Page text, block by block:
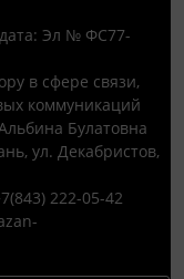
Эл № ФС77-
в сфере связи,
коммуникаций
Булатовна
ул. Декабристов,
222-05-42